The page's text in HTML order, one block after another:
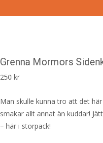
Grenna Mormors
250 kr
Man skulle kunna tro att det
smakar allt annat än kuddar!
– här i storpack!